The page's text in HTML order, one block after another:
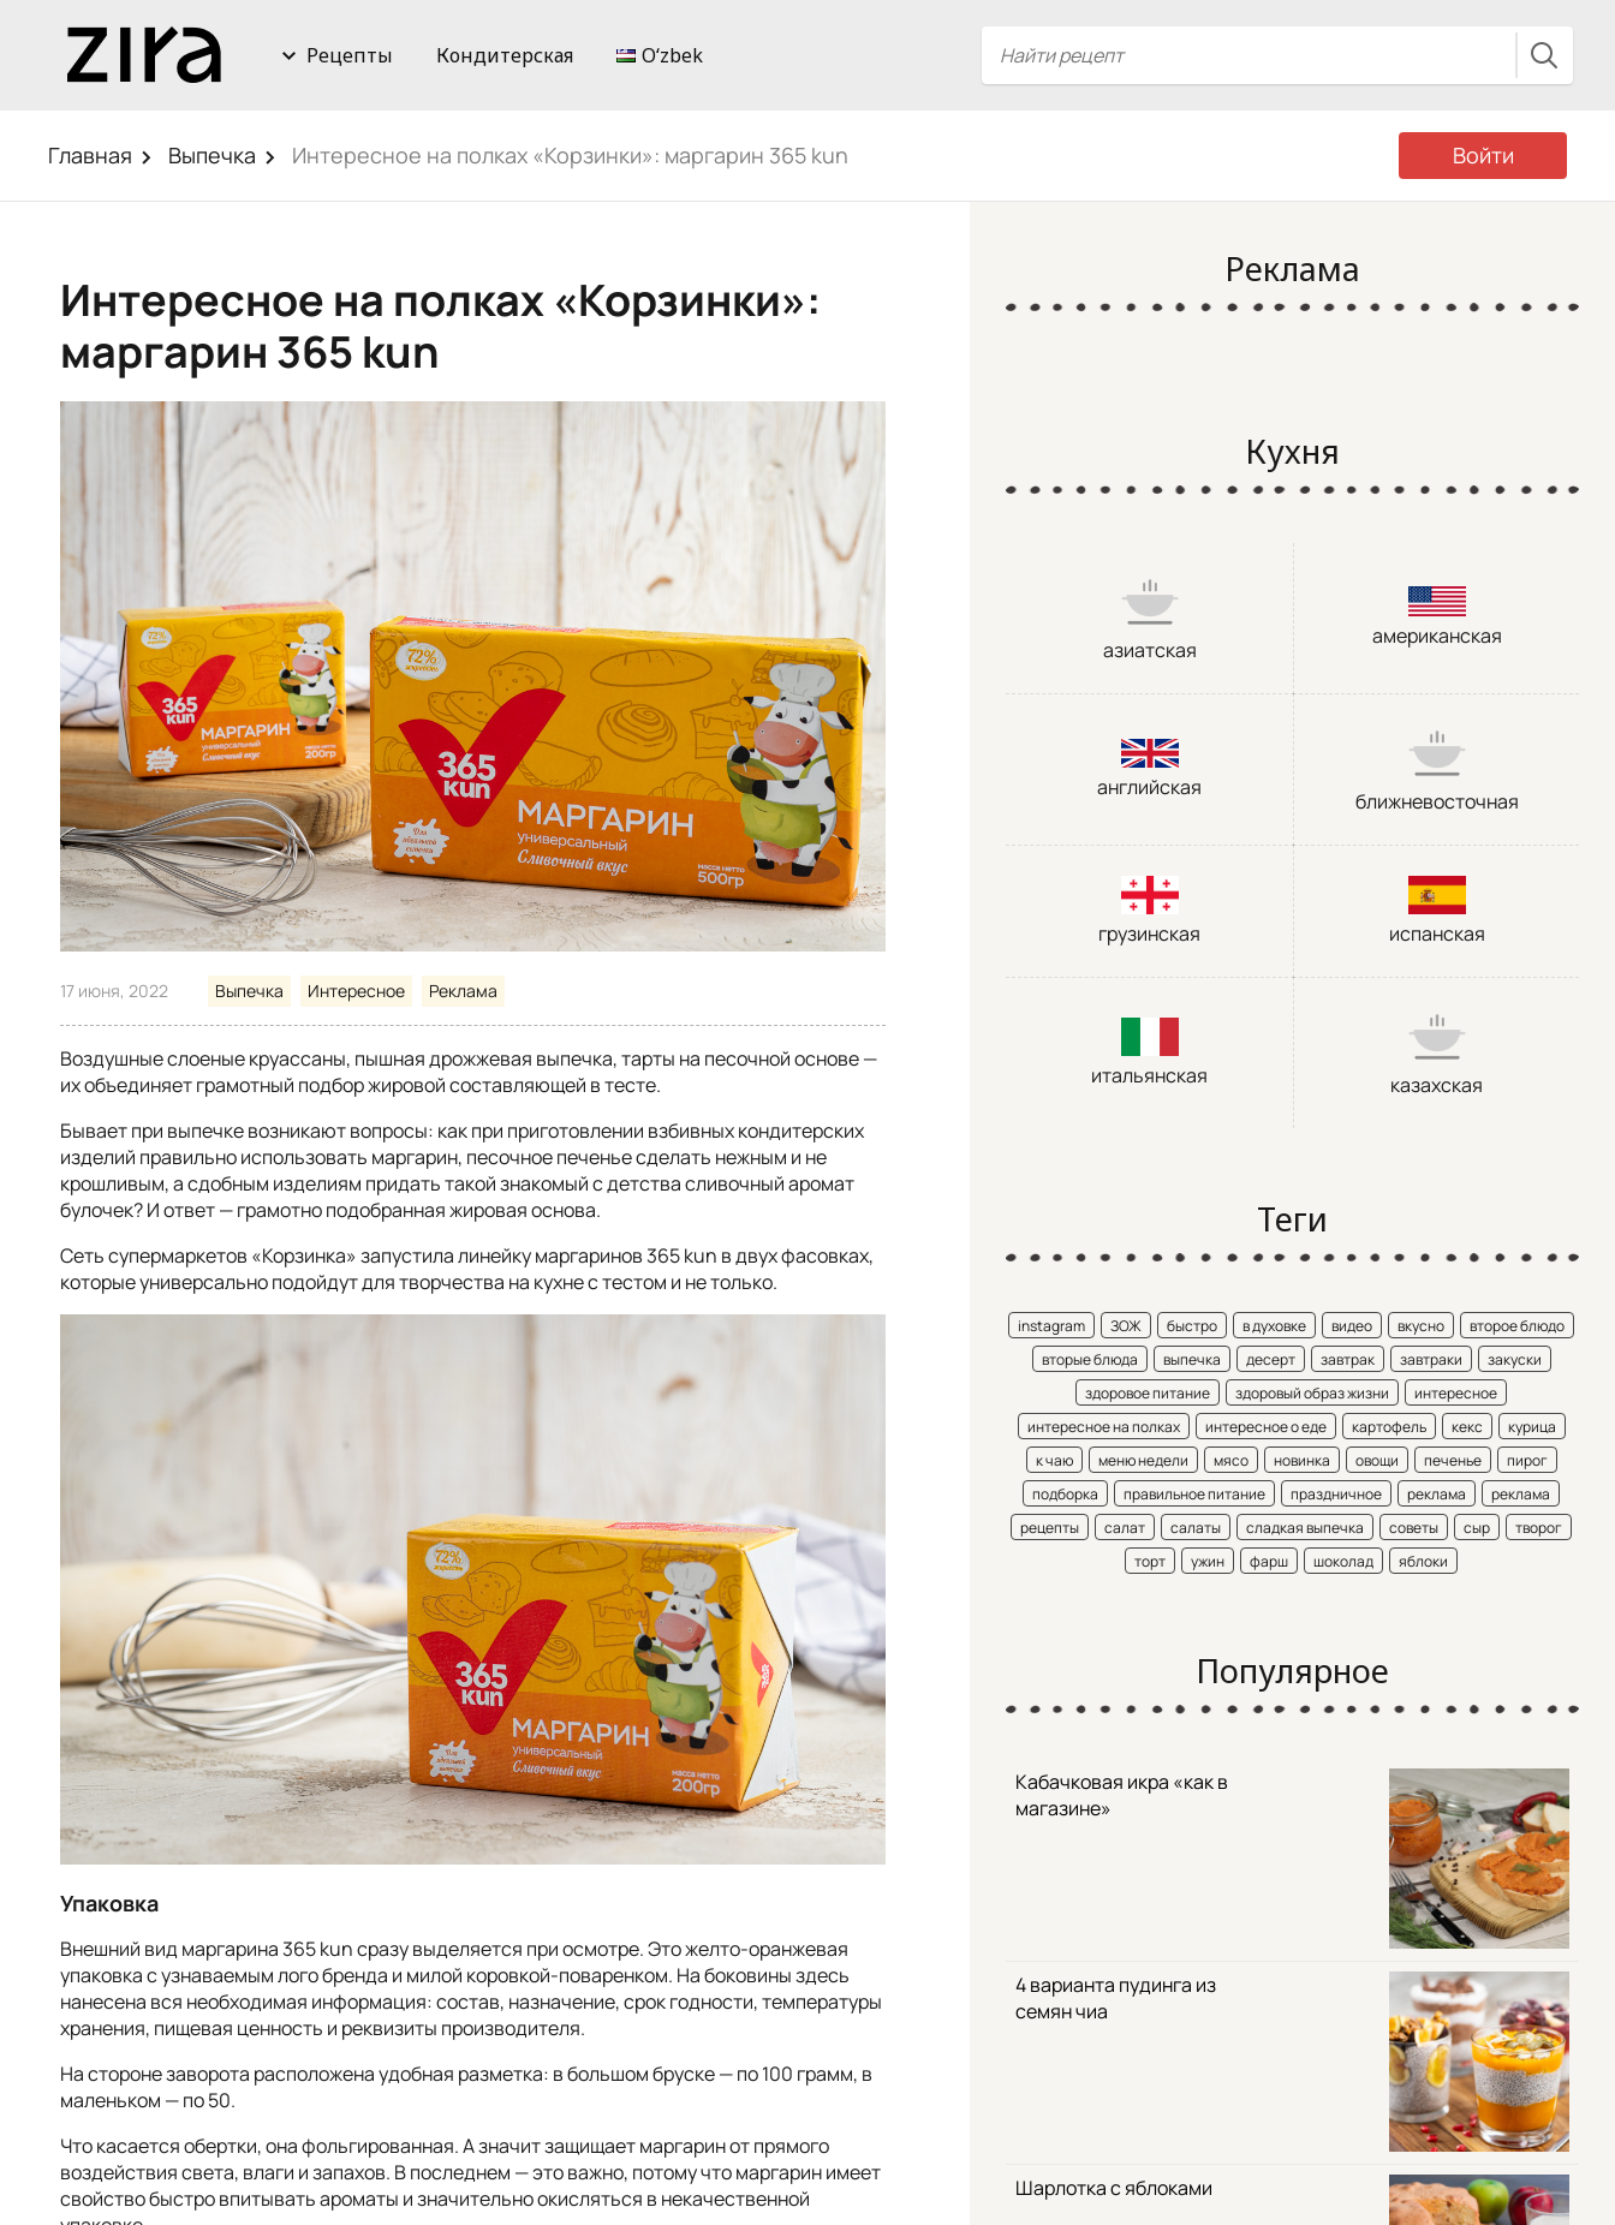
Рецепты Кондитерская Oʻzbek
Главная Выпечка Интересное на полках «Корзинки»: маргарин 365 kun Войти
Интересное на полках «Корзинки»:
маргарин 365 kun
17 июня, 2022 Выпечка Интересное Реклама
Воздушные слоеные круассаны, пышная дрожжевая выпечка, тарты на песочной основе —
их объединяет грамотный подбор жировой составляющей в тесте.
Бывает при выпечке возникают вопросы: как при приготовлении взбивных кондитерских
изделий правильно использовать маргарин, песочное печенье сделать нежным и не
крошливым, а сдобным изделиям придать такой знакомый с детства сливочный аромат
булочек? И ответ — грамотно подобранная жировая основа.
Сеть супермаркетов «Корзинка» запустила линейку маргаринов 365 kun в двух фасовках,
которые универсально подойдут для творчества на кухне с тестом и не только.
Упаковка
Внешний вид маргарина 365 kun сразу выделяется при осмотре. Это желто-оранжевая
упаковка с узнаваемым лого бренда и милой коровкой-поваренком. На боковины здесь
нанесена вся необходимая информация: состав, назначение, срок годности, температуры
хранения, пищевая ценность и реквизиты производителя.
На стороне заворота расположена удобная разметка: в большом бруске — по 100 грамм, в
маленьком — по 50.
Что касается обертки, она фольгированная. А значит защищает маргарин от прямого
воздействия света, влаги и запахов. В последнем — это важно, потому что маргарин имеет
свойство быстро впитывать ароматы и значительно окисляться в некачественной
Реклама
Кухня
азиатская
американская
английская
ближневосточная
грузинская испанская
итальянская казахская
Теги
instagram ЗОЖ быстро в духовке видео вкусно
второе блюдо
вторые блюда
выпечка десерт завтрак завтраки
закуски
здоровое питание
здоровый образ жизни
интересное
интересное на полках
интересное о еде картофель кекс
курица
к чаю
меню недели мясо новинка овощи печенье
пирог
подборка
правильное питание праздничное реклама
реклама
рецепты
салат салаты сладкая выпечка советы сыр
творог
торт
ужин фарш шоколад яблоки
Популярное
Кабачковая икра «как в
магазине»
4 варианта пудинга из
семян чиа
Шарлотка с яблоками